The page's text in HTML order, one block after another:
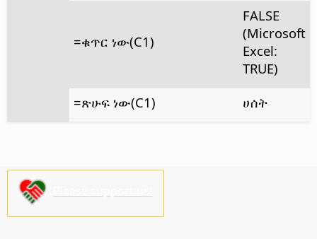
=ቁጥር ነው(C1)
FALSE
(Microsoft
Excel:
TRUE)
=ጽሁፍ ነው(C1)
ሀሰት